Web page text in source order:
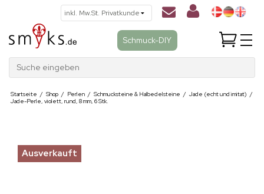
Schmuck-DIY
Suche eingeben
Startseite / Shop / Perlen / Schmucksteine & Halbedelsteine / Jade (echt und imitat) /
Jade-Perle, violett, rund, 8 mm, 6 Stk.
Ausverkauft